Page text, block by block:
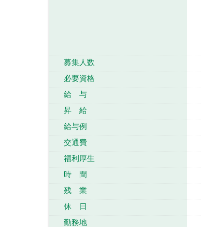
募集人数
必要資格
給 与
昇 給
給与例
交通費
福利厚生
時 間
残 業
休 日
勤務地